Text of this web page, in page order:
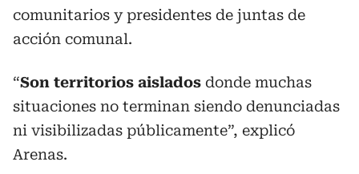
comunitarios y presidentes de juntas de
acción comunal.
“Son territorios aislados donde muchas
situaciones no terminan siendo denunciadas
ni visibilizadas públicamente”, explicó
Arenas.